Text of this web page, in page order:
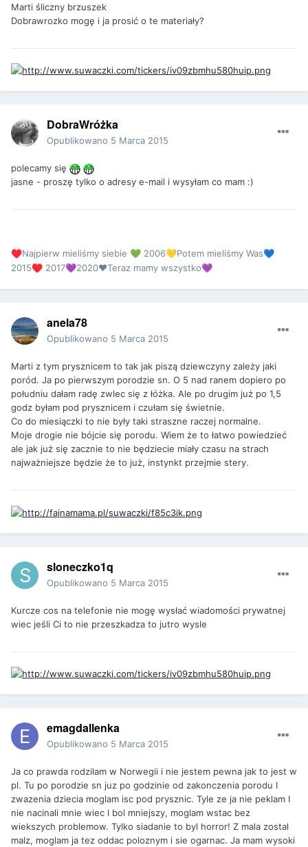
Marti śliczny brzuszek
Dobrawrozko mogę i ja prosić o te materiały?
DobraWróżka
Opublikowano 5 Marca 2015
polecamy się
jasne - proszę tylko o adresy e-mail i wysyłam co mam :)
♥️Najpierw mieliśmy siebie 💚 2006💛Potem mieliśmy Was💙
2015♥️ 2017💜2020❤Teraz mamy wszystko💜
anela78
Opublikowano 5 Marca 2015
Marti z tym prysznicem to tak jak piszą dziewczyny zależy jaki
poród. Ja po pierwszym porodzie sn. O 5 nad ranem dopiero po
południu dałam radę zwlec się z łóżka. Ale po drugim już po 1,5
godz byłam pod prysznicem i czułam się świetnie.
Co do miesiączki to nie były taki straszne raczej normalne.
Moje drogie nie bójcie się porodu. Wiem że to łatwo powiedzieć
ale jak już się zacznie to nie będziecie miały czasu na strach
najważniejsze będzie że to już, instynkt przejmie stery.
sloneczko1q
Opublikowano 5 Marca 2015
Kurcze cos na telefonie nie mogę wysłać wiadomości prywatnej
wiec jeśli Ci to nie przeszkadza to jutro wysle
emagdallenka
Opublikowano 5 Marca 2015
Ja co prawda rodzilam w Norwegii i nie jestem pewna jak to jest w
pl. Tu po porodzie sn juz po godzinie od zakonczenia porodu I
zwazenia dziecia moglam isc pod prysznic. Tyle ze ja nie peklam I
nie nacinali mnie wiec I bol mniejszy, moglam wstac bez
wiekszych problemow. Tylko siadanie to byl horror! Z mala zostal
malz, moglam ja tez oddac poloznym i sie ogarnac. Ja mam wysoki